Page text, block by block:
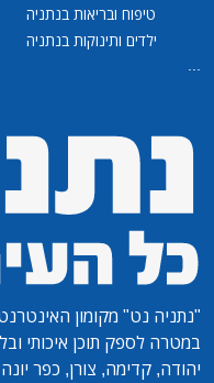
טיפוח ובריאות בנתניה
ילדים ותינוקות בנתניה
...
"נתניה נט" מקומון
במטרה לספק תוכן איכותי
יהודה, קדימה, צורן, כפר